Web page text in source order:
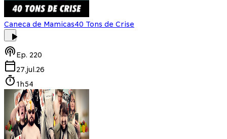
Caneca de Mamicas40 Tons de Crise
Ep. 220
27.jul.26
1h54